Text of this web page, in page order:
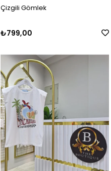
Çizgili Gömlek
₺799,00